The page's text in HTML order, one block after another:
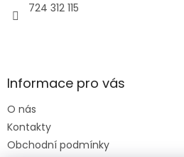
724 312 115
Informace pro vás
O nás
Kontakty
Obchodní podmínky